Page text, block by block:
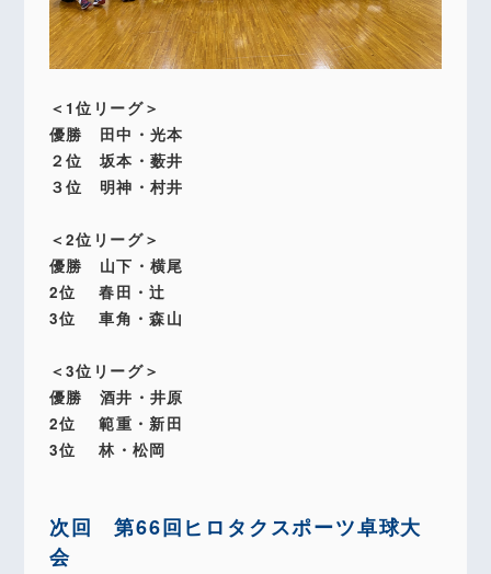
＜1位リーグ＞
優勝 田中・光本
２位 坂本・薮井
３位 明神・村井
＜2位リーグ＞
優勝 山下・横尾
2位 春田・辻
3位 車角・森山
＜3位リーグ＞
優勝 酒井・井原
2位 範重・新田
3位 林・松岡
次回 第66回ヒロタクスポーツ卓球大
会